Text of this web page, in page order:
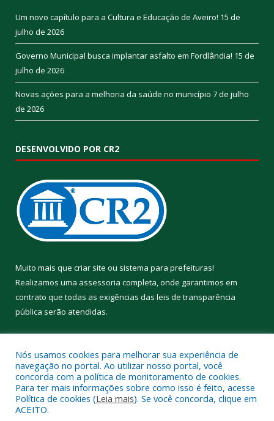
Um novo capítulo para a Cultura e Educação de Aveiro! 15 de
julho de 2026
Governo Municipal busca implantar asfalto em Fordlândia! 15 de
julho de 2026
Novas ações para a melhoria da saúde no município 7 de julho
de 2026
DESENVOLVIDO POR CR2
Muito mais que criar site ou sistema para prefeituras!
Realizamos uma assessoria completa, onde garantimos em
contrato que todas as exigências das leis de transparência
pública serão atendidas.
Todos os direitos reservados a Prefeitura Municipal de Aveiro.
Nós usamos cookies para melhorar sua experiência de
navegação no portal. Ao utilizar nosso portal, você
concorda com a política de monitoramento de cookies.
Para ter mais informações sobre como isso é feito, acesse
Política de cookies (Leia mais). Se você concorda, clique em
ACEITO.